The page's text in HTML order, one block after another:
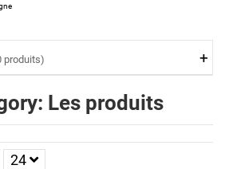
Les produits
24
produits)